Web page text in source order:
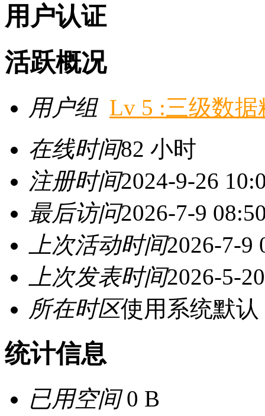
用户认证
活跃概况
用户组 Lv 5 :三级数据
在线时间82 小时
注册时间2024-9-26
最后访问2026-7-9
上次活动时间2026-7-9
上次发表时间2026-5-
所在时区使用系统默认
统计信息
已用空间0 B